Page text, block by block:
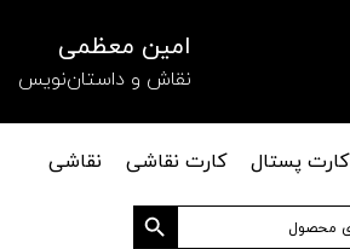
امین معظمی
نقاش و داستان‌نویس
کارت پستال کارت نقاشی
نقاشی